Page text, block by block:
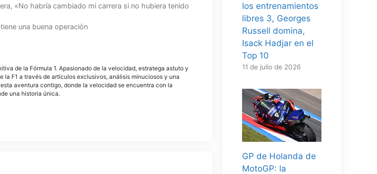
«No habría cambiado mi carrera si no hubiera tenido
una buena operación
de la Fórmula 1. Apasionado de la velocidad, estratega astuto y
F1 a través de artículos exclusivos, análisis minuciosos y una
aventura contigo, donde la velocidad se encuentra con la
una historia única.
los entrenamientos
libres 3, Georges
Russell domina,
Isack Hadjar en el
Top 10
11 de julio de 2026
GP de Holanda de
MotoGP: la